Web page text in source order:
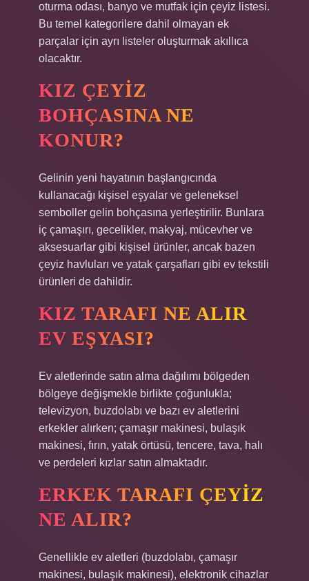
oturma odası, banyo ve mutfak için çeyiz listesi.
Bu temel kategorilere dahil olmayan ek
parçalar için ayrı listeler oluşturmak akıllıca
olacaktır.
KIZ ÇEYIZ
BOHÇASINA NE
KONUR?
Gelinin yeni hayatının başlangıcında
kullanacağı kişisel eşyalar ve geleneksel
semboller gelin bohçasına yerleştirilir. Bunlara
iç çamaşırı, gecelikler, makyaj, mücevher ve
aksesuarlar gibi kişisel ürünler, ancak bazen
çeyiz havluları ve yatak çarşafları gibi ev tekstili
ürünleri de dahildir.
KIZ TARAFI NE ALIR
EV EŞYASI?
Ev aletlerinde satın alma dağılımı bölgeden
bölgeye değişmekle birlikte çoğunlukla;
televizyon, buzdolabı ve bazı ev aletlerini
erkekler alırken; çamaşır makinesi, bulaşık
makinesi, fırın, yatak örtüsü, tencere, tava, halı
ve perdeleri kızlar satın almaktadır.
ERKEK TARAFI ÇEYIZ
NE ALIR?
Genellikle ev aletleri (buzdolabı, çamaşır
makinesi, bulaşık makinesi), elektronik cihazlar